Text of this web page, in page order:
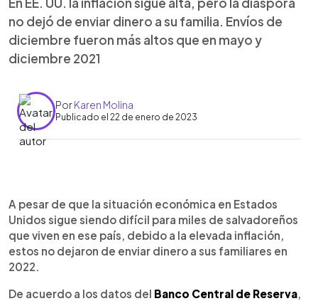
no dejó de enviar dinero a su familia. Envíos de
diciembre fueron más altos que en mayo y
diciembre 2021
PorKaren Molina
Publicado el 22 de enero de 2023
Escuchar artículo
A pesar de que la situación económica en Estados
Unidos sigue siendo difícil para miles de salvadoreños
que viven en ese país, debido a la elevada inflación,
estos no dejaron de enviar dinero a sus familiares en
2022.
De acuerdo a los datos del Banco Central de Reserva